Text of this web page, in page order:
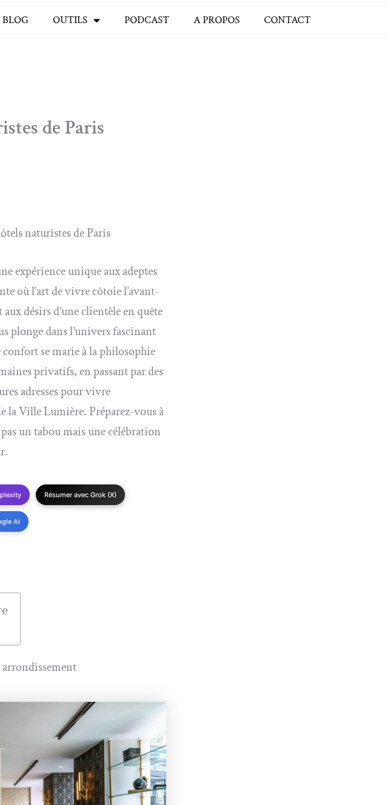
BLOG OUTILS PODCAST A PROPOS CONTACT
de Paris
naturistes de Paris
expérience unique aux adeptes
où l’art de vivre côtoie l’avant-
désirs d’une clientèle en quête
plonge dans l’univers fascinant
se marie à la philosophie
privatifs, en passant par des
adresses pour vivre
la Ville Lumière. Préparez-vous à
un tabou mais une célébration
Résumer avec Grok (X)
AI
arrondissement